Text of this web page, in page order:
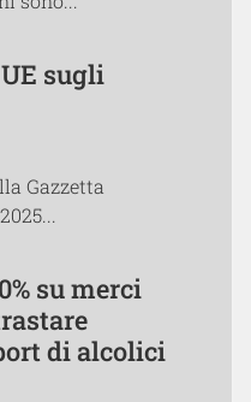
sugli
Gazzetta
su merci
di alcolici